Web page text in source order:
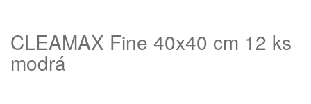
CLEAMAX Fine 40x40 cm 12 ks
modrá